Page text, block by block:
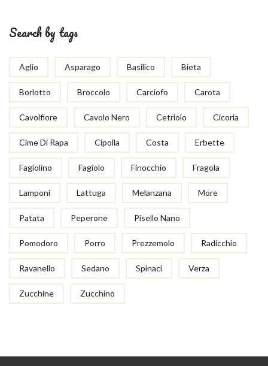
Search by tags
Aglio Asparago Basilico Bieta
Borlotto Broccolo Carciofo Carota
Cavolfiore Cavolo Nero Cetriolo Cicoria
Cime Di Rapa Cipolla Costa Erbette
Fagiolino Fagiolo Finocchio Fragola
Lamponi Lattuga Melanzana More
Patata Peperone Pisello Nano
Pomodoro Porro Prezzemolo Radicchio
Ravanello Sedano Spinaci Verza
Zucchine Zucchino